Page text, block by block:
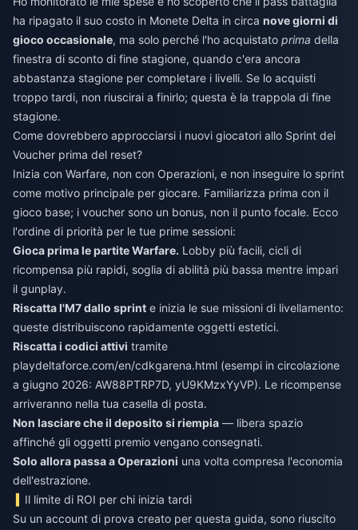
ha ripagato il suo costo in Monete Delta in circa nove giorni di
gioco occasionale, ma solo perché l'ho acquistato prima della
finestra di sconto di fine stagione, quando c'era ancora
abbastanza stagione per completare i livelli. Se lo acquisti
troppo tardi, non riuscirai a finirlo; questa è la trappola di fine
stagione.
Come dovrebbero approcciarsi i nuovi giocatori allo Sprint dei
Voucher prima del reset?
Inizia con Warfare, non con Operazioni, e non inseguire lo sprint
come motivo principale per giocare. Familiarizza prima con il
gioco base; i voucher sono un bonus, non il punto focale. Ecco
l'ordine di priorità per le tue prime sessioni:
Gioca prima le partite Warfare. Lobby più facili, cicli di
ricompensa più rapidi, soglia di abilità più bassa mentre impari
il gunplay.
Riscatta l'M7 dallo sprint e inizia le sue missioni di livellamento:
queste distribuiscono rapidamente oggetti estetici.
Riscatta i codici attivi tramite
playdeltaforce.com/en/cdkgarena.html (esempi in circolazione
a giugno 2026: AW88PTRP7D, yU9KMzxYyVP). Le ricompense
arriveranno nella tua casella di posta.
Non lasciare che il deposito si riempia — libera spazio
affinché gli oggetti premio vengano consegnati.
Solo allora passa a Operazioni una volta compresa l'economia
dell'estrazione.
Il limite di ROI per chi inizia tardi
Su un account di prova creato per questa guida, sono riuscito